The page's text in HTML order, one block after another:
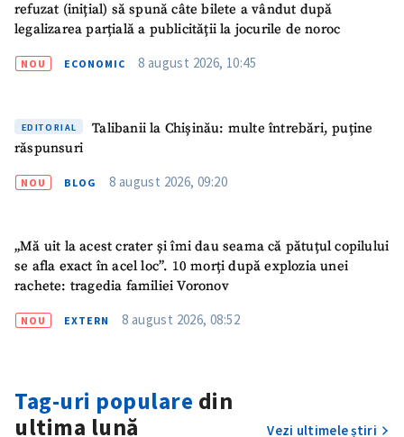
refuzat (inițial) să spună câte bilete a vândut după
legalizarea parțială a publicității la jocurile de noroc
NOU ECONOMIC 8 august 2026, 10:45
EDITORIAL
Talibanii la Chișinău: multe întrebări, puține
răspunsuri
NOU BLOG 8 august 2026, 09:20
„Mă uit la acest crater și îmi dau seama că pătuțul copilului
se afla exact în acel loc”. 10 morți după explozia unei
rachete: tragedia familiei Voronov
NOU EXTERN 8 august 2026, 08:52
Tag-uri populare din
ultima lună
Vezi ultimele știri
ȘTIREA MEA